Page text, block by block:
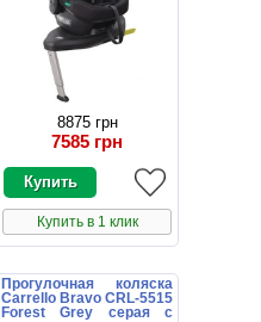
8875 грн
7585 грн
Купить в 1 клик
Прогулочная коляска
Carrello Bravo CRL-5515
Forest Grey серая с